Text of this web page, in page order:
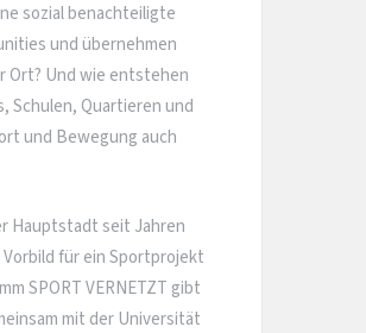
sozial benachteiligte
und übernehmen
Ort? Und wie entstehen
Schulen, Quartieren und
und Bewegung auch
Hauptstadt seit Jahren
für ein Sportprojekt
SPORT VERNETZT gibt
mit der Universität